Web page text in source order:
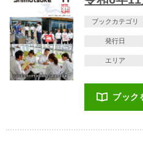
ブックカテゴリ
発行日
エリア
ブック